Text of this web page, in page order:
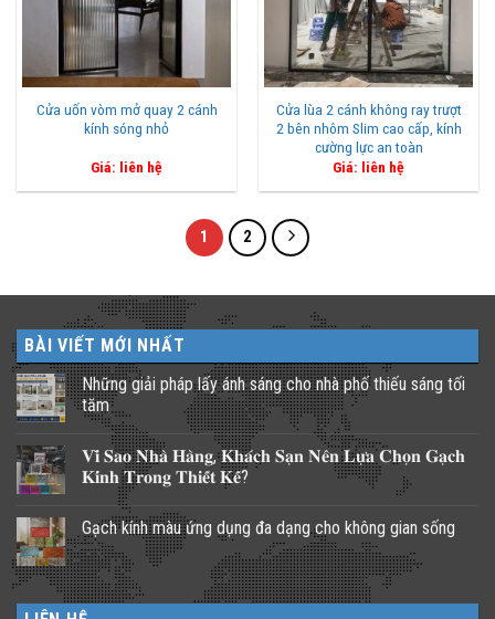
Cửa uốn vòm mở quay 2 cánh
kính sóng nhỏ
Giá: liên hệ
Cửa lùa 2 cánh không ray trượt
2 bên nhôm Slim cao cấp, kính
cường lực an toàn
Giá: liên hệ
1 2
BÀI VIẾT MỚI NHẤT
Những giải pháp lấy ánh sáng cho nhà phố thiếu sáng tối
tăm
Không
bình
luận
ở
pháp
lấy
ánh
sáng
cho
nhà
phố
𝐕𝐢̀ 𝐒𝐚𝐨 𝐍𝐡𝐚̀ 𝐇𝐚̀𝐧𝐠, 𝐊𝐡𝐚́𝐜𝐡 𝐒𝐚̣𝐧 𝐍𝐞̂𝐧 𝐋𝐮̛̣𝐚 𝐂𝐡𝐨̣𝐧 𝐆𝐚̣𝐜𝐡
𝐊𝐢́𝐧𝐡 𝐓𝐫𝐨𝐧𝐠 𝐓𝐡𝐢𝐞̂́𝐭 𝐊𝐞̂́?
bình
luận
ở
𝐕𝐢̀
𝐒𝐚𝐨
𝐍𝐡𝐚̀
𝐇𝐚̀𝐧𝐠,
Gạch kính màu ứng dụng đa dạng cho không gian sống
Không
có
bình
luận
ở